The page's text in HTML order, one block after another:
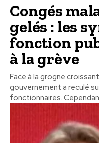
Congés
gelés : les
fonction
à la grève
Face à la grogne
gouvernement a reculé
fonctionnaires.